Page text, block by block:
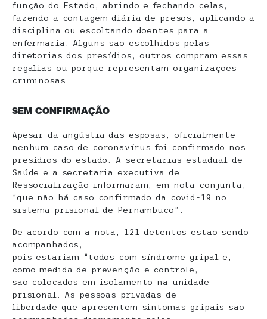
função do Estado, abrindo e fechando celas,
fazendo a contagem diária de presos, aplicando a
disciplina ou escoltando doentes para a
enfermaria. Alguns são escolhidos pelas
diretorias dos presídios, outros compram essas
regalias ou porque representam organizações
criminosas.
SEM CONFIRMAÇÃO
Apesar da angústia das esposas, oficialmente
nenhum caso de coronavírus foi confirmado nos
presídios do estado. A secretarias estadual de
Saúde e a secretaria executiva de
Ressocialização informaram, em nota conjunta,
“que não há caso confirmado da covid-19 no
sistema prisional de Pernambuco”.
De acordo com a nota, 121 detentos estão sendo
acompanhados,
pois estariam “todos com síndrome gripal e,
como medida de prevenção e controle,
são colocados em isolamento na unidade
prisional. As pessoas privadas de
liberdade que apresentem sintomas gripais são